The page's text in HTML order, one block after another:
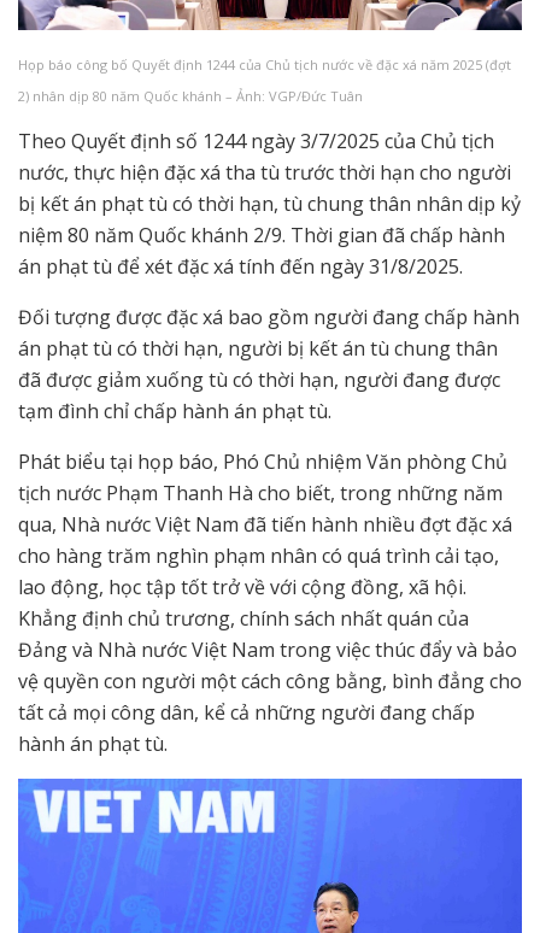
Họp báo công bố Quyết định 1244 của Chủ tịch nước về đặc xá năm 2025 (đợt
2) nhân dịp 80 năm Quốc khánh – Ảnh: VGP/Đức Tuân
Theo Quyết định số 1244 ngày 3/7/2025 của Chủ tịch
nước, thực hiện đặc xá tha tù trước thời hạn cho người
bị kết án phạt tù có thời hạn, tù chung thân nhân dịp kỷ
niệm 80 năm Quốc khánh 2/9. Thời gian đã chấp hành
án phạt tù để xét đặc xá tính đến ngày 31/8/2025.
Đối tượng được đặc xá bao gồm người đang chấp hành
án phạt tù có thời hạn, người bị kết án tù chung thân
đã được giảm xuống tù có thời hạn, người đang được
tạm đình chỉ chấp hành án phạt tù.
Phát biểu tại họp báo, Phó Chủ nhiệm Văn phòng Chủ
tịch nước Phạm Thanh Hà cho biết, trong những năm
qua, Nhà nước Việt Nam đã tiến hành nhiều đợt đặc xá
cho hàng trăm nghìn phạm nhân có quá trình cải tạo,
lao động, học tập tốt trở về với cộng đồng, xã hội.
Khẳng định chủ trương, chính sách nhất quán của
Đảng và Nhà nước Việt Nam trong việc thúc đẩy và bảo
vệ quyền con người một cách công bằng, bình đẳng cho
tất cả mọi công dân, kể cả những người đang chấp
hành án phạt tù.